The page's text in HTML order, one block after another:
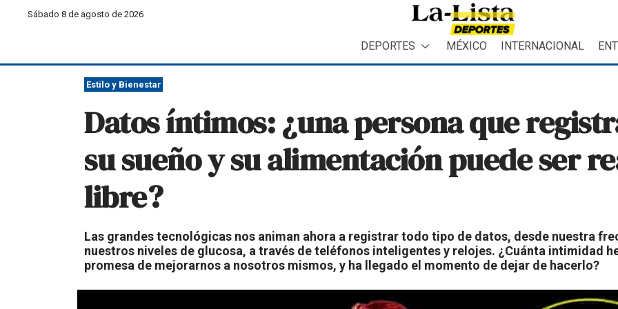
Sábado 8 de agosto de 2026
DEPORTES MÉXICO INTERNACIONAL
Estilo y Bienestar
Datos íntimos: ¿una persona que
su sueño y su alimentación puede ser
libre?
Las grandes tecnológicas nos animan ahora a registrar todo tipo de datos, desde nuestra
nuestros niveles de glucosa, a través de teléfonos inteligentes y relojes. ¿Cuánta intimidad
promesa de mejorarnos a nosotros mismos, y ha llegado el momento de dejar de hacerlo?